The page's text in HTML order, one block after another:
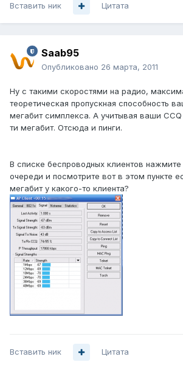
Вставить ник Цитата
Saab95
Опубликовано 26 марта, 2011
Ну с такими скоростями на радио,
теоретическая пропускная способность
мегабит симплекса. А учитывая ваши
ти мегабит. Отсюда и пинги.
В списке беспроводных клиентов
очереди и посмотрите вот в этом пункте
мегабит у какого-то клиента?
Вставить ник Цитата